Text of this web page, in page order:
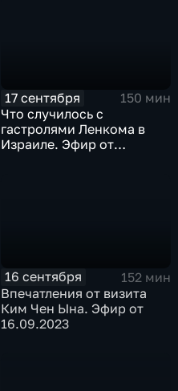
17 сентября
150 мин
Что случилось с
гастролями Ленкома в
Израиле. Эфир от
16 сентября
152 мин
Впечатления от визита
Ким Чен Ына. Эфир от
16.09.2023